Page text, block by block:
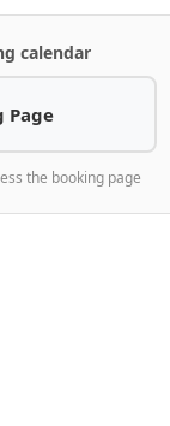
calendar
Page
the booking page